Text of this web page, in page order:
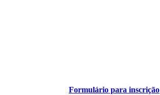
Formulário para inscrição